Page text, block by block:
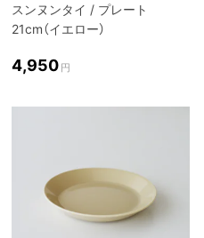
スンヌンタイ / プレート
21cm（イエロー）
4,950 円